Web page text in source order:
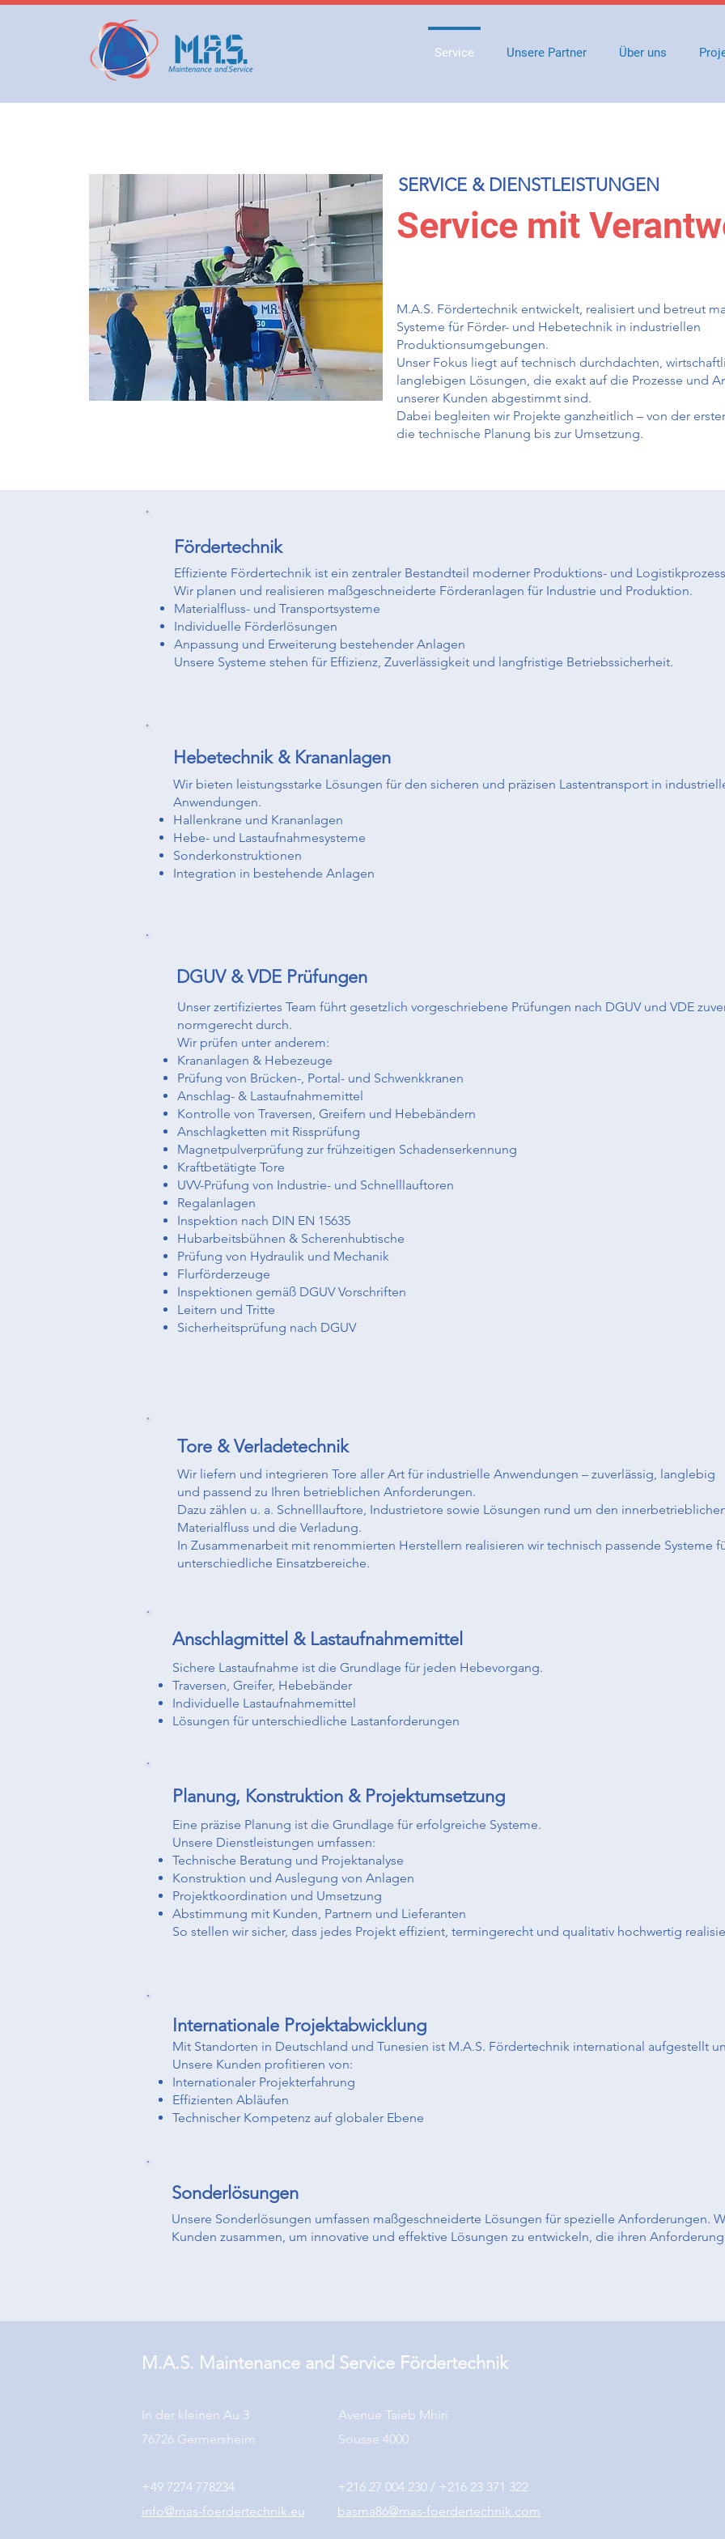
Service Unsere Partner Über uns
SERVICE & DIENSTLEISTUNGEN
Service mit
M.A.S. Fördertechnik entwickelt, realisiert und betreut
Systeme für Förder- und Hebetechnik in industriellen
Produktionsumgebungen.
Unser Fokus liegt auf technisch durchdachten,
langlebigen Lösungen, die exakt auf die Prozesse und
unserer Kunden abgestimmt sind.
Dabei begleiten wir Projekte ganzheitlich – von der
die technische Planung bis zur Umsetzung.
Fördertechnik
Effiziente Fördertechnik ist ein zentraler Bestandteil moderner Produktions- und
Wir planen und realisieren maßgeschneiderte Förderanlagen für Industrie und Produktion.
Materialfluss- und Transportsysteme
Individuelle Förderlösungen
Anpassung und Erweiterung bestehender Anlagen
Unsere Systeme stehen für Effizienz, Zuverlässigkeit und langfristige Betriebssicherheit.
Hebetechnik & Krananlagen
Wir bieten leistungsstarke Lösungen für den sicheren und präzisen Lastentransport in
Anwendungen.
Hallenkrane und Krananlagen
Hebe- und Lastaufnahmesysteme
Sonderkonstruktionen
Integration in bestehende Anlagen
DGUV & VDE Prüfungen
Unser zertifiziertes Team führt gesetzlich vorgeschriebene Prüfungen nach DGUV und VDE
normgerecht durch.
Wir prüfen unter anderem:
Krananlagen & Hebezeuge
Prüfung von Brücken-, Portal- und Schwenkkranen
Anschlag- & Lastaufnahmemittel
Kontrolle von Traversen, Greifern und Hebebändern
Anschlagketten mit Rissprüfung
Magnetpulverprüfung zur frühzeitigen Schadens­erkennung
Kraftbetätigte Tore
UVV-Prüfung von Industrie- und Schnelllauftoren
Regalanlagen
Inspektion nach DIN EN 15635
Hubarbeitsbühnen & Scherenhubtische
Prüfung von Hydraulik und Mechanik
Flurförderzeuge
Inspektionen gemäß DGUV Vorschriften
Leitern und Tritte
Sicherheitsprüfung nach DGUV
Tore & Verladetechnik
Wir liefern und integrieren Tore aller Art für industrielle Anwendungen – zuverlässig, langlebig
und passend zu Ihren betrieblichen Anforderungen.
Dazu zählen u. a. Schnelllauftore, Industrietore sowie Lösungen rund um den
Materialfluss und die Verladung.
In Zusammenarbeit mit renommierten Herstellern realisieren wir technisch passende Systeme
unterschiedliche Einsatzbereiche.
Anschlagmittel & Lastaufnahmemittel
Sichere Lastaufnahme ist die Grundlage für jeden Hebevorgang.
Traversen, Greifer, Hebebänder
Individuelle Lastaufnahmemittel
Lösungen für unterschiedliche Lastanforderungen
Planung, Konstruktion & Projektumsetzung
Eine präzise Planung ist die Grundlage für erfolgreiche Systeme.
Unsere Dienstleistungen umfassen:
Technische Beratung und Projektanalyse
Konstruktion und Auslegung von Anlagen
Projektkoordination und Umsetzung
Abstimmung mit Kunden, Partnern und Lieferanten
So stellen wir sicher, dass jedes Projekt effizient, termingerecht und qualitativ hochwertig
Internationale Projektabwicklung
Mit Standorten in Deutschland und Tunesien ist M.A.S. Fördertechnik international aufgestellt
Unsere Kunden profitieren von:
Internationaler Projekterfahrung
Effizienten Abläufen
Technischer Kompetenz auf globaler Ebene
Sonderlösungen
Unsere Sonderlösungen umfassen maßgeschneiderte Lösungen für spezielle Anforderungen.
Kunden zusammen, um innovative und effektive Lösungen zu entwickeln, die ihren
M.A.S. Maintenance and Service Fördertechnik
In der kleinen Au 3
76726 Germersheim​
+49 7274 778234
info@mas-foerdertechnik.eu
Avenue Taieb Mhiri
Sousse 4000
+216 27 004 230 / +216 23 371 322
basma86@mas-foerdertechnik.com